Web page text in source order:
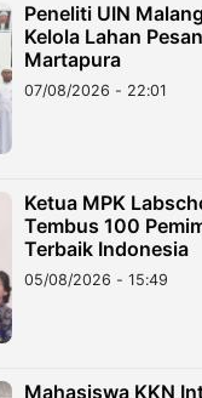
Peneliti UIN
Kelola Lahan
Martapura
07/08/2026 - 22:01
Ketua MPK
Tembus 100
Terbaik Indonesia
05/08/2026 - 15:49
Mahasiswa KKN